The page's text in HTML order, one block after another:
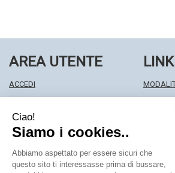
AREA UTENTE
ACCEDI
WISHLIST
ISCRIZIONE ALLA NEWSLETTER